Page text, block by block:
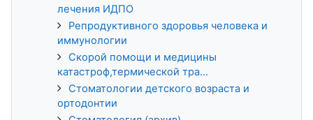
лечения ИДПО
Репродуктивного здоровья человека и
иммунологии
Скорой помощи и медицины
катастроф,термической тра...
Стоматологии детского возраста и
ортодонтии